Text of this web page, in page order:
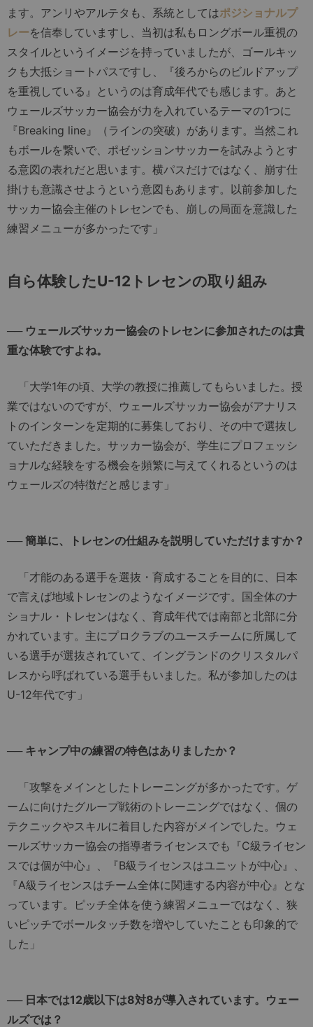
ます。アンリやアルテタも、系統としてはポジショナルプ
レーを信奉していますし、当初は私もロングボール重視の
スタイルというイメージを持っていましたが、ゴールキッ
クも大抵ショートパスですし、『後ろからのビルドアップ
を重視している』というのは育成年代でも感じます。あと
ウェールズサッカー協会が力を入れているテーマの1つに
『Breaking line』（ラインの突破）があります。当然これ
もボールを繋いで、ポゼッションサッカーを試みようとす
る意図の表れだと思います。横パスだけではなく、崩す仕
掛けも意識させようという意図もあります。以前参加した
サッカー協会主催のトレセンでも、崩しの局面を意識した
練習メニューが多かったです」
自ら体験したU-12トレセンの取り組み
── ウェールズサッカー協会のトレセンに参加されたのは貴
重な体験ですよね。
「大学1年の頃、大学の教授に推薦してもらいました。授
業ではないのですが、ウェールズサッカー協会がアナリス
トのインターンを定期的に募集しており、その中で選抜し
ていただきました。サッカー協会が、学生にプロフェッシ
ョナルな経験をする機会を頻繁に与えてくれるというのは
ウェールズの特徴だと感じます」
── 簡単に、トレセンの仕組みを説明していただけますか？
「才能のある選手を選抜・育成することを目的に、日本
で言えば地域トレセンのようなイメージです。国全体のナ
ショナル・トレセンはなく、育成年代では南部と北部に分
かれています。主にプロクラブのユースチームに所属して
いる選手が選抜されていて、イングランドのクリスタルパ
レスから呼ばれている選手もいました。私が参加したのは
U-12年代です」
── キャンプ中の練習の特色はありましたか？
「攻撃をメインとしたトレーニングが多かったです。ゲ
ームに向けたグループ戦術のトレーニングではなく、個の
テクニックやスキルに着目した内容がメインでした。ウェ
ールズサッカー協会の指導者ライセンスでも『C級ライセン
スでは個が中心』、『B級ライセンスはユニットが中心』、
『A級ライセンスはチーム全体に関連する内容が中心』とな
っています。ピッチ全体を使う練習メニューではなく、狭
いピッチでボールタッチ数を増やしていたことも印象的で
した」
── 日本では12歳以下は8対8が導入されています。ウェー
ルズでは？